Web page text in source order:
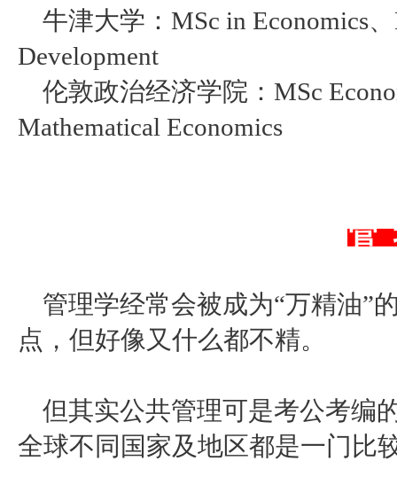
牛津大学： MSc in Economics
Development
伦敦政治经济学院： MSc
Mathematical Economics
管
管理学经常会被成为“万精油”
点，但好像又什么都不精。
但其实公共管理可是考公考编
全球不同国家及地区都是一门比